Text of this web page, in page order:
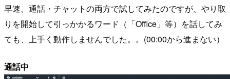
早速、通話・チャットの両方で試してみたのですが、やり取
りを開始して引っかかるワード（「Office」等）を話してみ
ても、上手く動作しませんでした。。(00:00から進まない）
通話中